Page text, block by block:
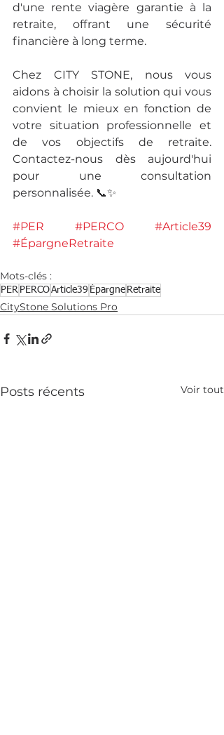
d'une rente viagère garantie à la
retraite, offrant une sécurité
financière à long terme.
Chez CITY STONE, nous vous
aidons à choisir la solution qui vous
convient le mieux en fonction de
votre situation professionnelle et
de vos objectifs de retraite.
Contactez-nous dès aujourd'hui
pour une consultation
personnalisée. 📞✨
#PER #PERCO
#Article39
#ÉpargneRetraite
Mots-clés :
PER PERCOArticle39 Épargne Retraite
CityStone Solutions Pro
Posts récents Voir tout